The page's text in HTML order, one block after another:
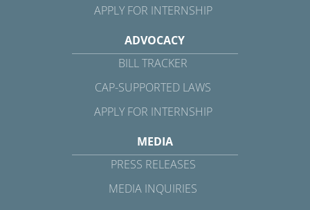
APPLY FOR INTERNSHIP
ADVOCACY
BILL TRACKER
CAP-SUPPORTED LAWS
APPLY FOR INTERNSHIP
MEDIA
PRESS RELEASES
MEDIA INQUIRIES